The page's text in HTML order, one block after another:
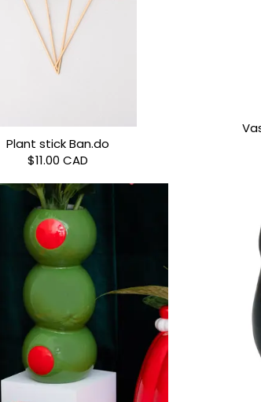
Plant stick Ban.do
$11.00 CAD